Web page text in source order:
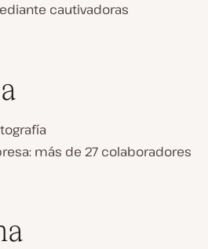
cautivadoras
más de 27 colaboradores